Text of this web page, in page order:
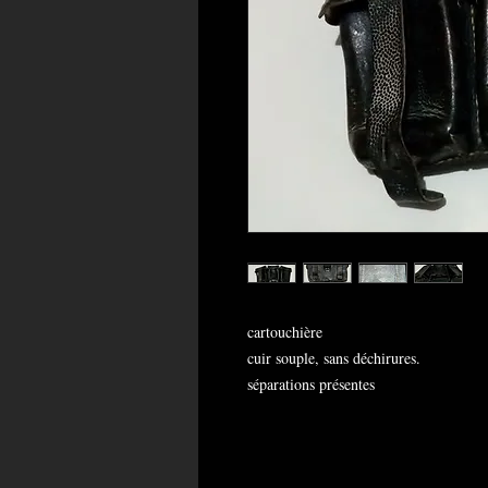
cartouchière
cuir souple, sans déchirures.
séparations présentes